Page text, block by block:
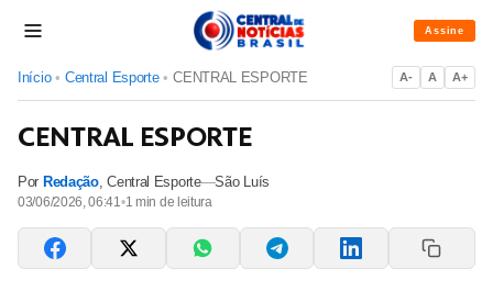
Assine
Início • Central Esporte • CENTRAL ESPORTE A- A A+
CENTRAL ESPORTE
Por Redação,Central Esporte—São Luís
03/06/2026, 06:41•1 min de leitura